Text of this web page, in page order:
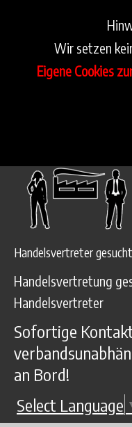
Wir setzen
Eigene Cookies
Handelsvertreter
Handelsvertretung
Handelsvertreter
Sofortige
an Bord!
Select Language